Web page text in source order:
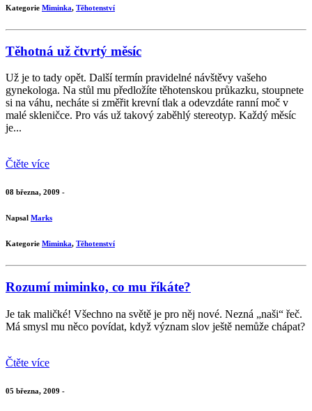
Kategorie Miminka, Těhotenství
Těhotná už čtvrtý měsíc
Už je to tady opět. Další termín pravidelné návštěvy vašeho
gynekologa. Na stůl mu předložíte těhotenskou průkazku, stoupnete
si na váhu, necháte si změřit krevní tlak a odevzdáte ranní moč v
malé skleničce. Pro vás už takový zaběhlý stereotyp. Každý měsíc
je...
Čtěte více
08 března, 2009 -
Napsal Marks
Kategorie Miminka, Těhotenství
Rozumí miminko, co mu říkáte?
Je tak maličké! Všechno na světě je pro něj nové. Nezná „naši“ řeč.
Má smysl mu něco povídat, když význam slov ještě nemůže chápat?
Čtěte více
05 března, 2009 -